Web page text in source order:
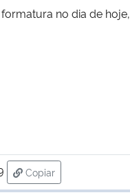
no dia de
Copiar
para área de